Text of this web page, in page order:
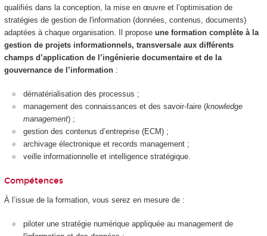
qualifiés dans la conception, la mise en œuvre et l’optimisation de
stratégies de gestion de l'information (données, contenus, documents)
adaptées à chaque organisation. Il propose une formation complète à la
gestion de projets informationnels, transversale aux différents
champs d’application de l’ingénierie documentaire et de la
gouvernance de l’information :
dématérialisation des processus ;
management des connaissances et des savoir-faire (knowledge
management) ;
gestion des contenus d’entreprise (ECM) ;
archivage électronique et records management ;
veille informationnelle et intelligence stratégique.
Compétences
À l’issue de la formation, vous serez en mesure de :
piloter une stratégie numérique appliquée au management de